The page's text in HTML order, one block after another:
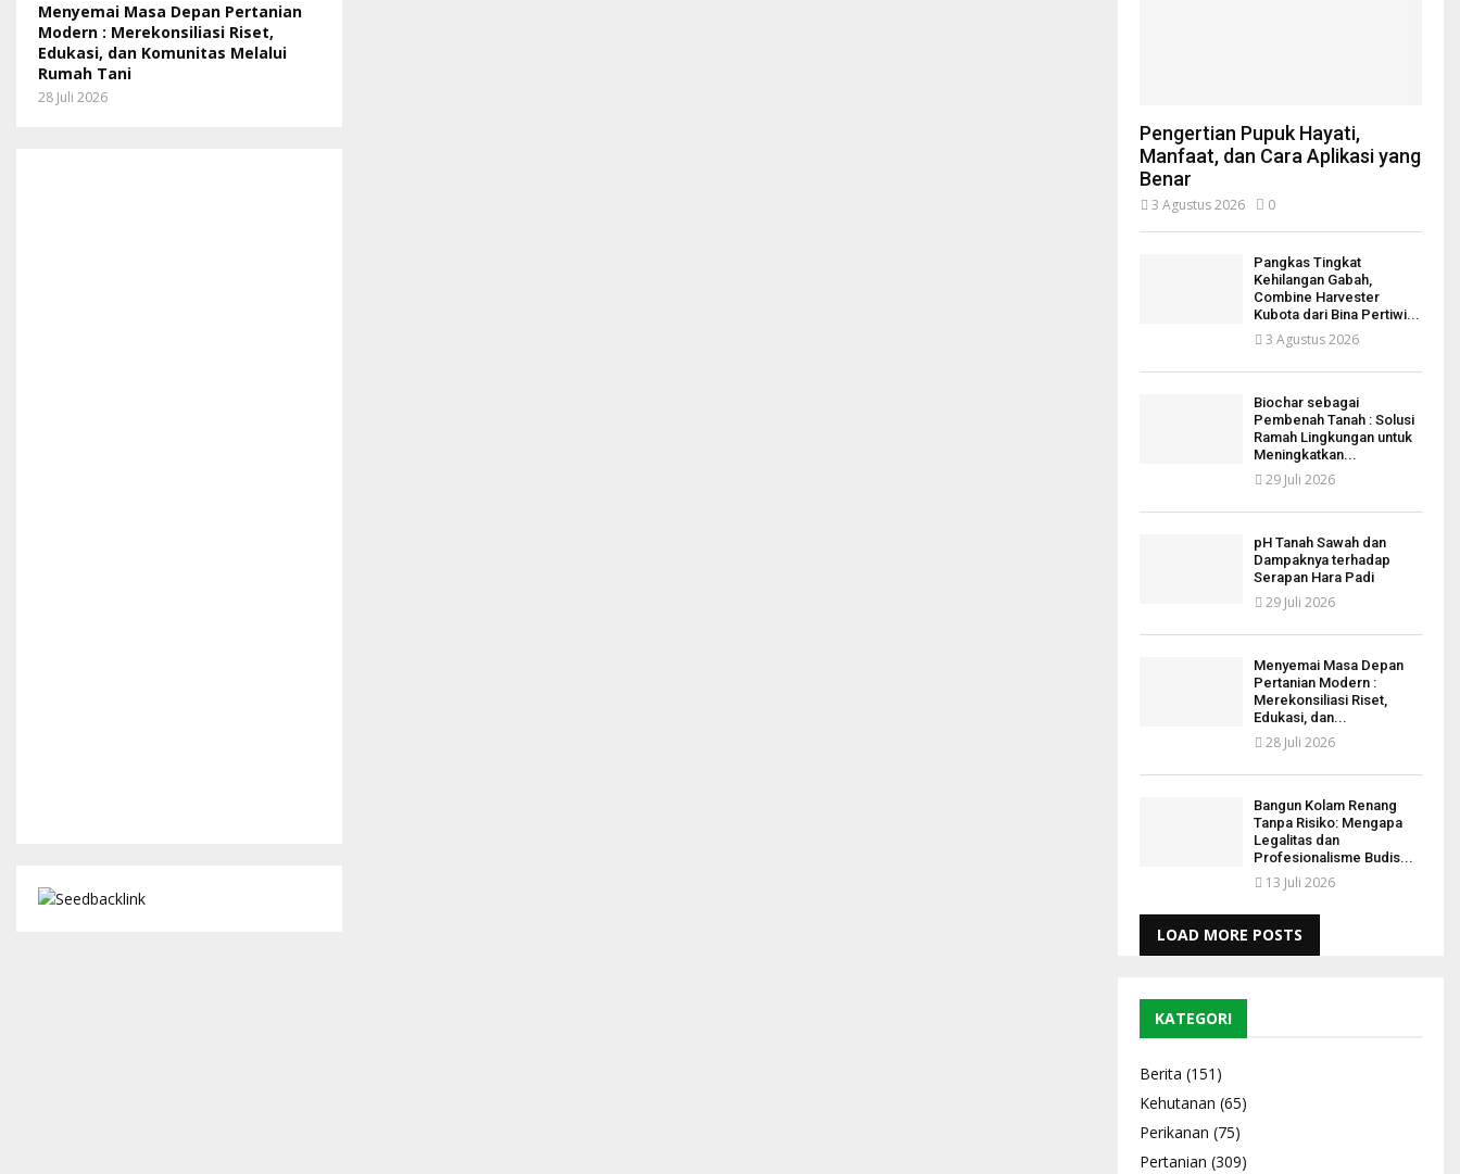
Menyemai Masa Depan Pertanian
Modern : Merekonsiliasi Riset,
Edukasi, dan Komunitas Melalui
Rumah Tani
28 Juli 2026
Pengertian Pupuk Hayati,
Manfaat, dan Cara Aplikasi yang
Benar
3 Agustus 2026 0
Pangkas Tingkat
Kehilangan Gabah,
Combine Harvester
Kubota dari Bina Pertiwi...
3 Agustus 2026
Biochar sebagai
Pembenah Tanah : Solusi
Ramah Lingkungan untuk
Meningkatkan...
29 Juli 2026
pH Tanah Sawah dan
Dampaknya terhadap
Serapan Hara Padi
29 Juli 2026
Menyemai Masa Depan
Pertanian Modern :
Merekonsiliasi Riset,
Edukasi, dan...
28 Juli 2026
Bangun Kolam Renang
Tanpa Risiko: Mengapa
Legalitas dan
Profesionalisme Budis...
13 Juli 2026
LOAD MORE POSTS
KATEGORI
Berita (151)
Kehutanan (65)
Perikanan (75)
Pertanian (309)